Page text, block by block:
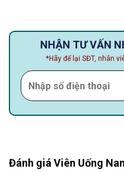
NHẬN TƯ VẤN
*Hãy để lại SĐT, nhân
Đánh giá Viên Uống